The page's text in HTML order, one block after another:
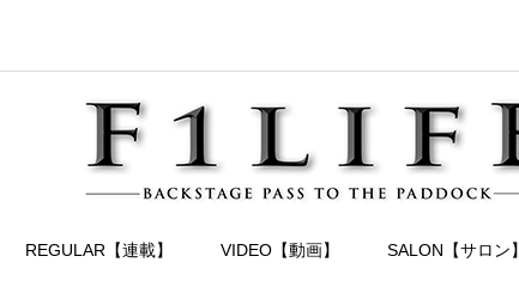
REGULAR【連載】 VIDEO【動画】 SALON【サロン】